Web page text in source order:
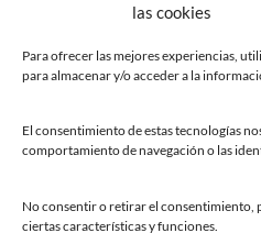
las cookies
Para ofrecer las mejores experiencias,
para almacenar y/o acceder a la
El consentimiento de estas tecnologías
comportamiento de navegación o las
No consentir o retirar el consentimiento,
ciertas características y funciones.
Horarios y
Teléfonos
Chatbot
SEDES ELECTRÓNICAS
Sede del